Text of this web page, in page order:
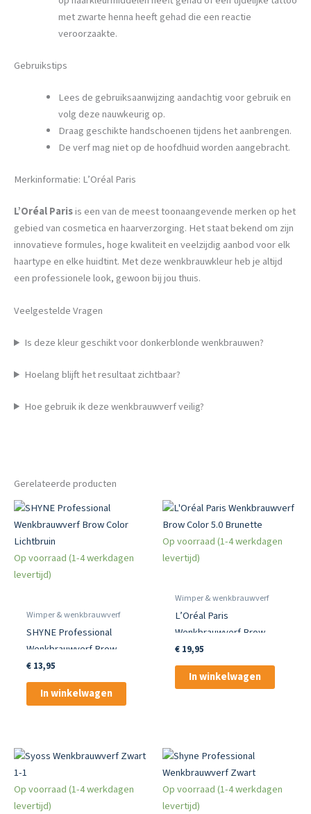
met zwarte henna heeft gehad die een reactie
veroorzaakte.
Gebruikstips
Lees de gebruiksaanwijzing aandachtig voor gebruik en
volg deze nauwkeurig op.
Draag geschikte handschoenen tijdens het aanbrengen.
De verf mag niet op de hoofdhuid worden aangebracht.
Merkinformatie: L’Oréal Paris
L’Oréal Parisis een van de meest toonaangevende merken op het
gebied van cosmetica en haarverzorging. Het staat bekend om zijn
innovatieve formules, hoge kwaliteit en veelzijdig aanbod voor elk
haartype en elke huidtint. Met deze wenkbrauwkleur heb je altijd
een professionele look, gewoon bij jou thuis.
Veelgestelde Vragen
Is deze kleur geschikt voor donkerblonde wenkbrauwen?
Hoelang blijft het resultaat zichtbaar?
Hoe gebruik ik deze wenkbrauwverf veilig?
Gerelateerde producten
Op voorraad (1-4 werkdagen
levertijd)
Wimper & wenkbrauwverf
SHYNE Professional
Wenkbrauwverf Brow
Color Lichtbruin
€13,95
In winkelwagen
Op voorraad (1-4 werkdagen
levertijd)
Wimper & wenkbrauwverf
L’Oréal Paris
Wenkbrauwverf Brow
Color 5.0 Brunette
€19,95
In winkelwagen
Op voorraad (1-4 werkdagen
levertijd)
Op voorraad (1-4 werkdagen
levertijd)